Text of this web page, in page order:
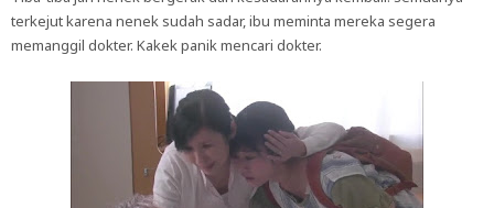
terkejut karena nenek sudah sadar, ibu meminta mereka segera
memanggil dokter. Kakek panik mencari dokter.